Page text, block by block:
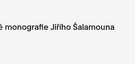
monografie Jiřího Šalamouna